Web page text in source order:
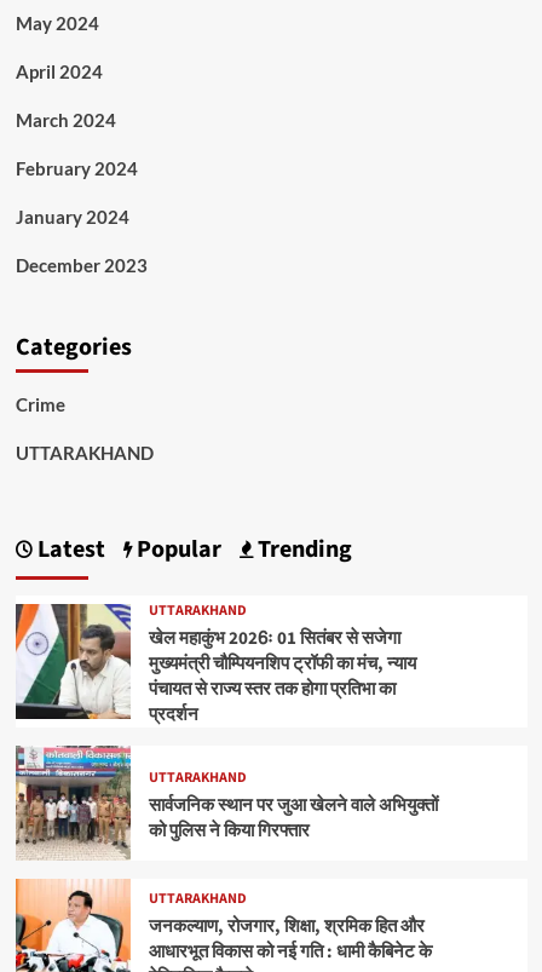
May 2024
April 2024
March 2024
February 2024
January 2024
December 2023
Categories
Crime
UTTARAKHAND
Latest Popular Trending
UTTARAKHAND
खेल महाकुंभ 2026ः 01 सितंबर से सजेगा
मुख्यमंत्री चौम्पियनशिप ट्रॉफी का मंच, न्याय
पंचायत से राज्य स्तर तक होगा प्रतिभा का
प्रदर्शन
UTTARAKHAND
सार्वजनिक स्थान पर जुआ खेलने वाले अभियुक्तों
को पुलिस ने किया गिरफ्तार
UTTARAKHAND
जनकल्याण, रोजगार, शिक्षा, श्रमिक हित और
आधारभूत विकास को नई गति : धामी कैबिनेट के